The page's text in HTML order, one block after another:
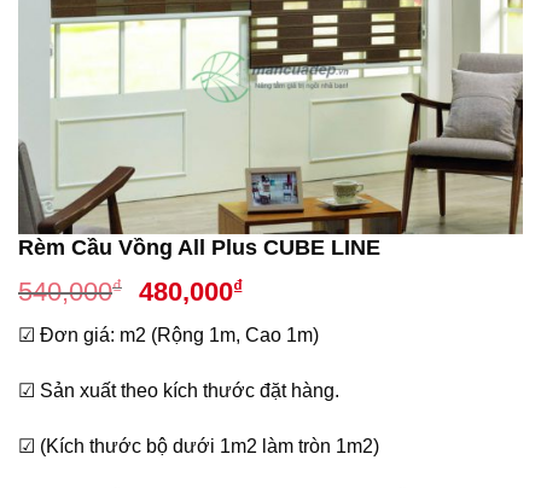
Rèm Cầu Vồng All Plus CUBE LINE
540,000₫
Giá
gốc
là:
540,000₫.
480,000₫Giá
tại
là:
480,000₫.
☑ Đơn giá: m2 (Rộng 1m, Cao 1m)
☑ Sản xuất theo kích thước đặt hàng.
☑ (Kích thước bộ dưới 1m2 làm tròn 1m2)